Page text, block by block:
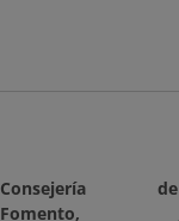
Consejería de
Fomento,